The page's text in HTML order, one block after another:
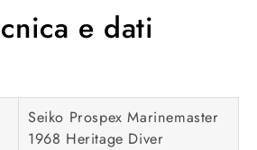
e dati
Seiko Prospex Marinemaster
1968 Heritage Diver